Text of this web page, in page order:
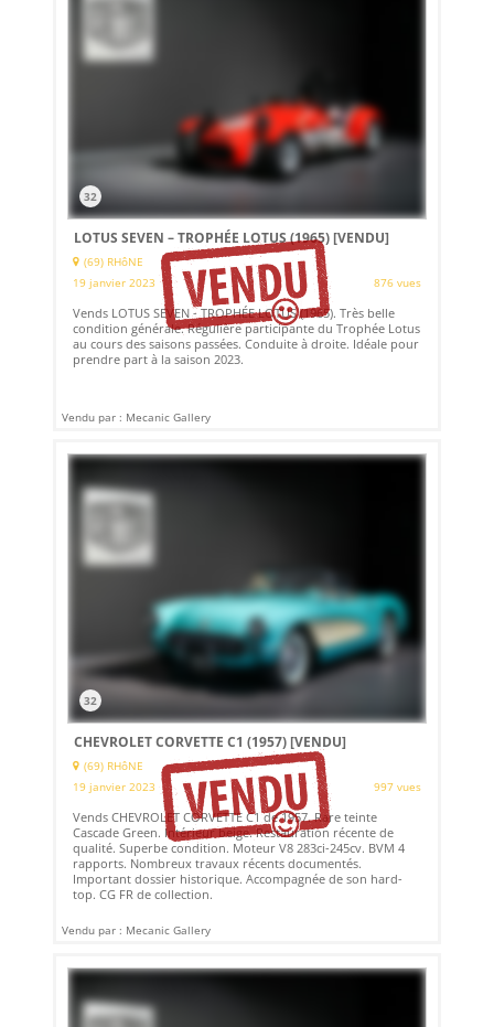
32
LOTUS SEVEN – TROPHÉE LOTUS (1965)[VENDU]
(69) RHôNE
19 janvier 2023
876 vues
Vends LOTUS SEVEN - TROPHÉE LOTUS (1965). Très belle
condition générale. Régulière participante du Trophée Lotus
au cours des saisons passées. Conduite à droite. Idéale pour
prendre part à la saison 2023.
Vendu par : Mecanic Gallery
32
CHEVROLET CORVETTE C1 (1957)[VENDU]
(69) RHôNE
19 janvier 2023
997 vues
Vends CHEVROLET CORVETTE C1 de 1957. Rare teinte
Cascade Green. Intérieur beige. Restauration récente de
qualité. Superbe condition. Moteur V8 283ci-245cv. BVM 4
rapports. Nombreux travaux récents documentés.
Important dossier historique. Accompagnée de son hard-
top. CG FR de collection.
Vendu par : Mecanic Gallery